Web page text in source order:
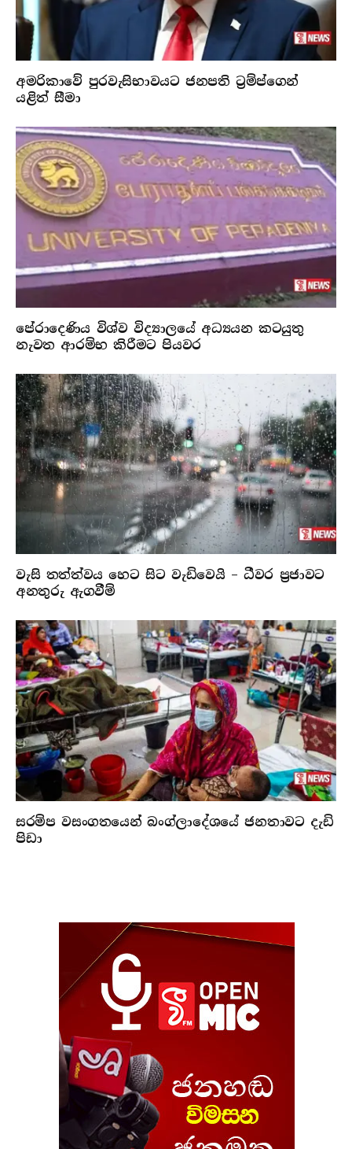
අමරිකාවේ පුරවැසිභාවයට ජනපති ට්‍රම්ප්ගෙන්
යළිත් සීමා
පේරාදෙණිය විශ්ව විද්‍යාලයේ අධ්‍යයන කටයුතු
නැවත ආරම්භ කිරීමට පියවර
වැසි තත්ත්වය හෙට සිට වැඩිවෙයි – ධීවර ප්‍රජාවට
අනතුරු ඇගවීම්
සරම්ප වසංගතයෙන් බංග්ලාදේශයේ ජනතාවට දැඩි
පිඩා